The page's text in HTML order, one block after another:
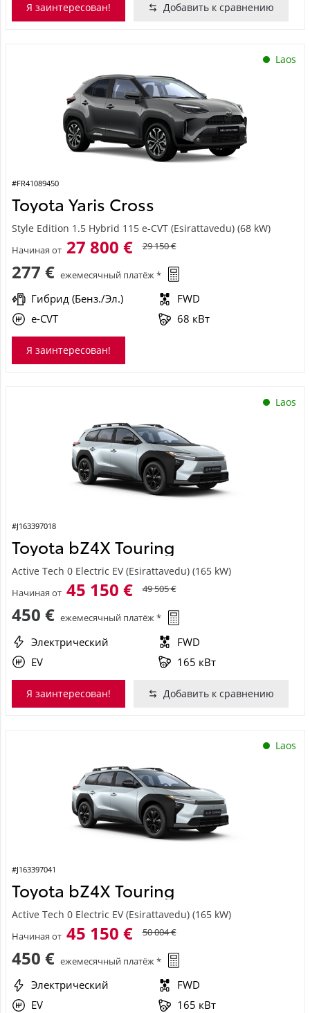
Я заинтересован! Добавить к сравнению
Laos
#FR41089450
Toyota Yaris Cross
Style Edition 1.5 Hybrid 115 e-CVT (Esirattavedu) (68 kW)
Начиная от 27 800 € 29 150 €
277 € ежемесячный платёж *
Гибрид (Бенз./Эл.)
FWD
e-CVT
68 кВт
Я заинтересован!
Laos
#J163397018
Toyota bZ4X Touring
Active Tech 0 Electric EV (Esirattavedu) (165 kW)
Начиная от 45 150 € 49 505 €
450 € ежемесячный платёж *
Электрический
FWD
EV
165 кВт
Я заинтересован! Добавить к сравнению
Laos
#J163397041
Toyota bZ4X Touring
Active Tech 0 Electric EV (Esirattavedu) (165 kW)
Начиная от 45 150 € 50 004 €
450 € ежемесячный платёж *
Электрический
FWD
EV
165 кВт